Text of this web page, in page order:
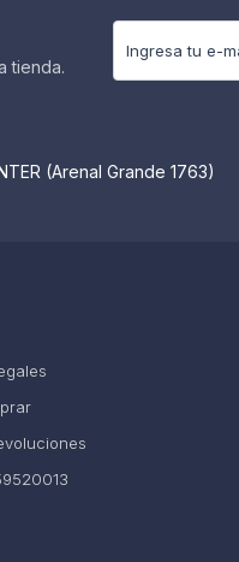
tienda.
(Arenal Grande 1763)